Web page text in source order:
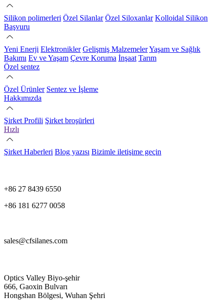
Silikon polimerleri Özel Silanlar Özel Siloxanlar Kolloidal Silikon
Başvuru
Yeni Enerji Elektronikler Gelişmiş MalzemelerYaşam ve Sağlık
Bakımı Ev ve Yaşam Çevre Koruma İnşaat Tarım
Özel sentez
Özel Ürünler Sentez ve İşleme
Hakkımızda
Şirket Profili Şirket broşürleri
Hızlı
Şirket Haberleri Blog yazısı Bizimle iletişime geçin
+86 27 8439 6550
+86 181 6277 0058
sales@cfsilanes.com
Optics Valley Biyo-şehir
666, Gaoxin Bulvarı
Hongshan Bölgesi, Wuhan Şehri